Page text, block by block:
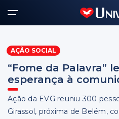
AÇÃO SOCIAL
“Fome da Palavra”
esperança à
Ação da EVG reuniu 300
Girassol, próxima de Belém,